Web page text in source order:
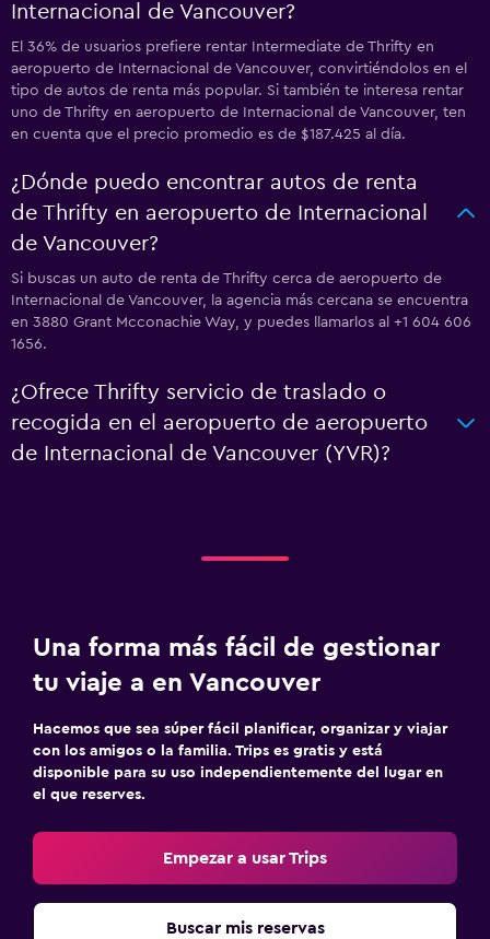
Internacional de Vancouver?
El 36% de usuarios prefiere rentar Intermediate de Thrifty en
aeropuerto de Internacional de Vancouver, convirtiéndolos en el
tipo de autos de renta más popular. Si también te interesa rentar
uno de Thrifty en aeropuerto de Internacional de Vancouver, ten
en cuenta que el precio promedio es de $187.425 al día.
¿Dónde puedo encontrar autos de renta
de Thrifty en aeropuerto de Internacional
de Vancouver?
Si buscas un auto de renta de Thrifty cerca de aeropuerto de
Internacional de Vancouver, la agencia más cercana se encuentra
en 3880 Grant Mcconachie Way, y puedes llamarlos al +1 604 606
1656.
¿Ofrece Thrifty servicio de traslado o
recogida en el aeropuerto de aeropuerto
de Internacional de Vancouver (YVR)?
Una forma más fácil de gestionar
tu viaje a en Vancouver
Hacemos que sea súper fácil planificar, organizar y viajar
con los amigos o la familia. Trips es gratis y está
disponible para su uso independientemente del lugar en
el que reserves.
Empezar a usar Trips
Buscar mis reservas